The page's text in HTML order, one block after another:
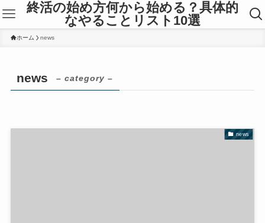
終活の始め方何から始める？具体的
なやることリスト10選
ホーム news
news – category –
news